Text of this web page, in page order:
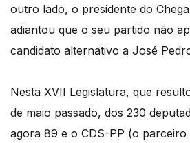
outro lado, o presidente do
adiantou que o seu partido não
candidato alternativo a José
Nesta XVII Legislatura, que
de maio passado, dos 230
agora 89 e o CDS-PP (o parceiro